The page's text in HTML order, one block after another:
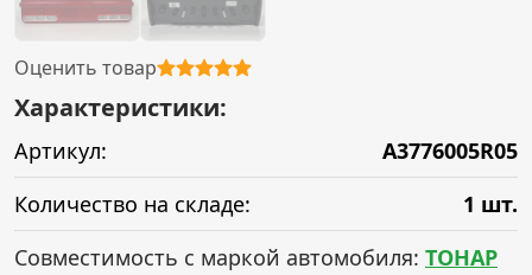
Оценить товар
Характеристики:
Артикул:
A3776005R05
Количество на складе:
1 шт.
Совместимость с маркой автомобиля: ТОНАР